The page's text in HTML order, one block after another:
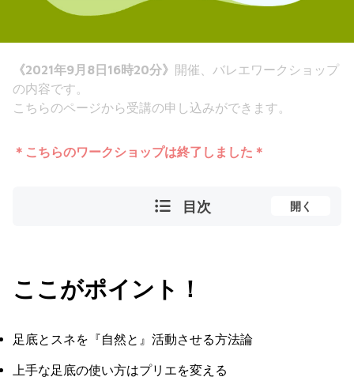
《2021年9月8日16時20分》 開催、バレエワークショップ
の内容です。
こちらのページから受講の申し込みができます。
＊こちらのワークショップは終了しました＊
目次 開く
ここがポイント！
足底とスネを『自然と』活動させる方法論
上手な足底の使い方はプリエを変える